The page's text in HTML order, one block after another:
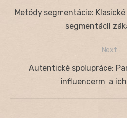
Navigácia
Previous
Metódy segmentácie:
segmentácii
Next
NextAutentické spolupráce:
influencermi a